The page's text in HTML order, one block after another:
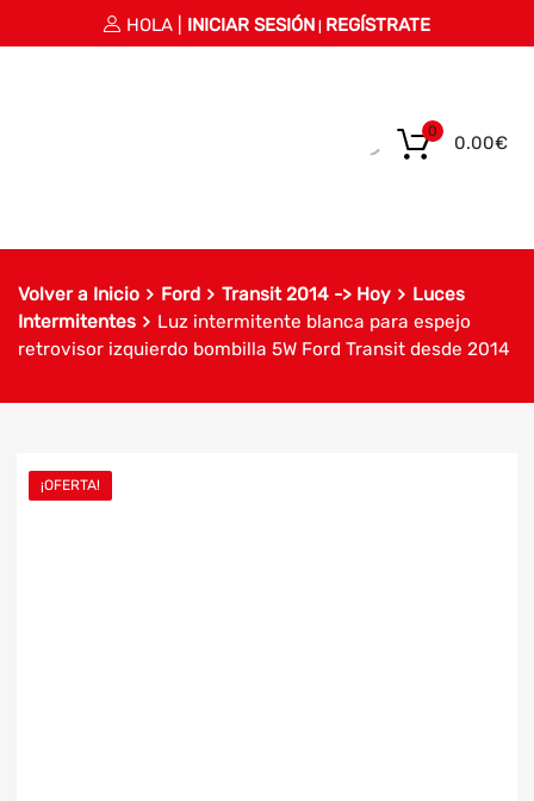
HOLA | INICIAR SESIÓN REGÍSTRATE
0.00€
0
Volver a Inicio Ford Transit 2014 -> Hoy
Luces
Intermitentes
Luz intermitente blanca para espejo
retrovisor izquierdo bombilla 5W Ford Transit desde 2014
¡OFERTA!